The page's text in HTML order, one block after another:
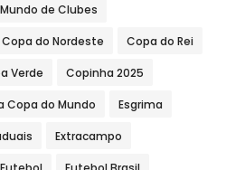
de Clubes
Copa do Nordeste Copa do Rei
Verde Copinha 2025
Copa do Mundo Esgrima
Extracampo